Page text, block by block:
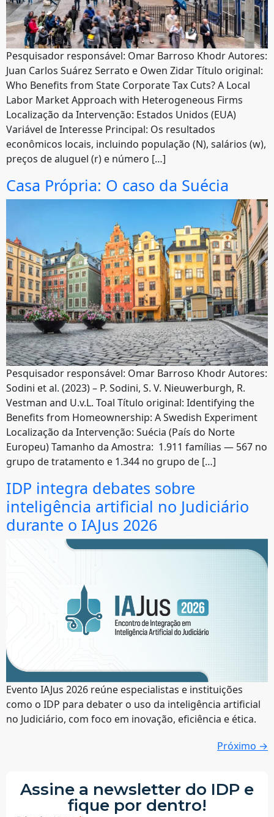
Pesquisador responsável: Omar Barroso Khodr Autores:
Juan Carlos Suárez Serrato e Owen Zidar Título original:
Who Benefits from State Corporate Tax Cuts? A Local
Labor Market Approach with Heterogeneous Firms
Localização da Intervenção: Estados Unidos (EUA)
Variável de Interesse Principal: Os resultados
econômicos locais, incluindo população (N), salários (w),
preços de aluguel (r) e número […]
Casa Própria: O caso da Suécia
Pesquisador responsável: Omar Barroso Khodr Autores:
Sodini et al. (2023) – P. Sodini, S. V. Nieuwerburgh, R.
Vestman and U.v.L. Toal Título original: Identifying the
Benefits from Homeownership: A Swedish Experiment
Localização da Intervenção: Suécia (País do Norte
Europeu) Tamanho da Amostra: 1.911 famílias — 567 no
grupo de tratamento e 1.344 no grupo de […]
IDP integra debates sobre
inteligência artificial no Judiciário
durante o IAJus 2026
Evento IAJus 2026 reúne especialistas e instituições
como o IDP para debater o uso da inteligência artificial
no Judiciário, com foco em inovação, eficiência e ética.
Próximo →
Assine a newsletter do IDP e
fique por dentro!